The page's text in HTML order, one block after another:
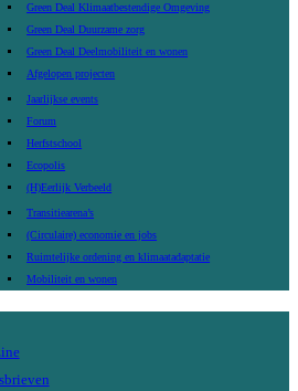
Green Deal Klimaatbestendige Omgeving
Green Deal Duurzame zorg
Green Deal Deelmobiliteit en wonen
Afgelopen projecten
Jaarlijkse events
Forum
Herfstschool
Ecopolis
(H)Eerlijk Verbeeld
Transitiearena’s
(Circulaire) economie en jobs
Ruimtelijke ordening en klimaatadaptatie
Mobiliteit en wonen